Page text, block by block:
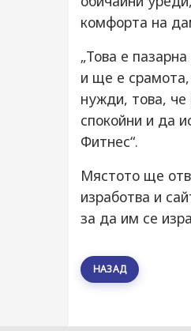
комфорта на
„Това е
и ще е
нужди, това, че
спокойни и да
Фитнес“.
Мястото ще
изработва и
за да им се
НАЗАД